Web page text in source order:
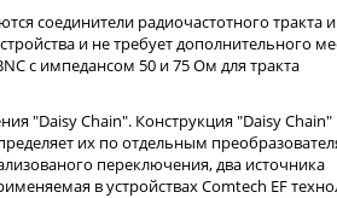
соединители радиочастотного тракта и
и не требует дополнительного
с импедансом 50 и 75 Ом для тракта
"Daisy Chain". Конструкция "Daisy Chain"
их по отдельным
переключения, два источника
в устройствах Comtech EF